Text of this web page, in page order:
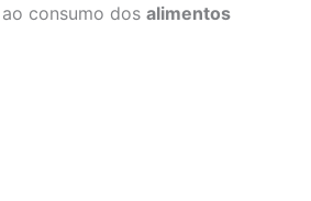
consumo dos alimentos